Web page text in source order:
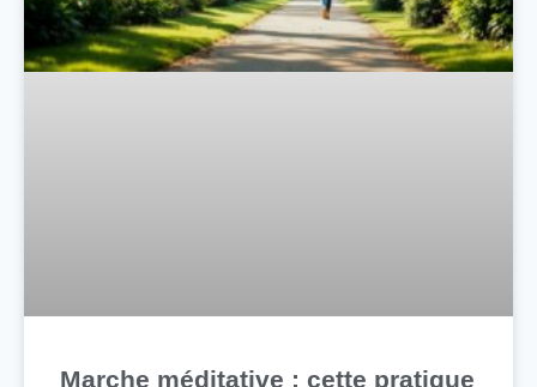
Marche méditative : cette pratique